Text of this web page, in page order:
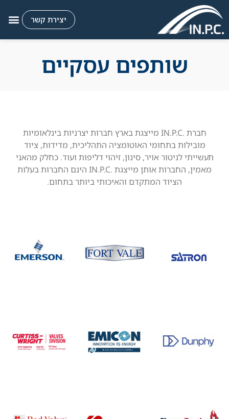
יצירת קשר
שותפים עסקיים​
חברת .IN.P.C מייצגת בארץ חברות יצרניות בינלאומיות
מובילות בתחומי האוטומציה התהליכית, מדידות, ציוד
תעשייתי לניטור אויר, סינון, זיהוי דליפות ועוד. כחלק מהאני
מאמין, החברות אותן מייצגת .IN.P.C הינם החברות בעלות
הציוד המתקדם והאיכותי ביותר בתחום.